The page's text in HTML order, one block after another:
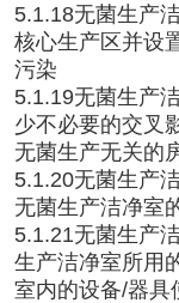
5.1.18无菌生产
核心生产区并设
污染
5.1.19无菌生产
少不必要的交叉
无菌生产无关的
5.1.20无菌生产
无菌生产洁净室
5.1.21无菌生产
生产洁净室所用
室内的设备/器具